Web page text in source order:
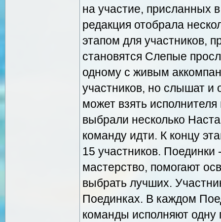
на участие, присланных
редакция отобрала
этапом для участников,
становятся Слепые
одному с живым
участников, но слышат и
может взять
выбрали несколько
команду идти. К концу
15 участников.
мастерство, помогают
выбрать лучших.
Поединках. В каждом
команды исполняют